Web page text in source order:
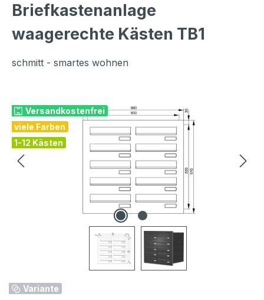
Briefkastenanlage
waagerechte Kästen TB1
schmitt - smartes wohnen
Versandkostenfrei
viele Farben
1-12 Kästen
Variante